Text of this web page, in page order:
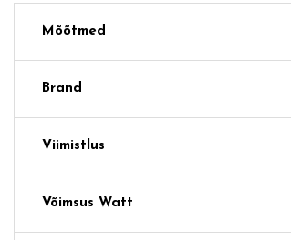
Mõõtmed
Brand
Viimistlus
Võimsus Watt